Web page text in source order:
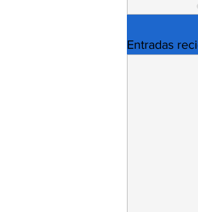
Entradas